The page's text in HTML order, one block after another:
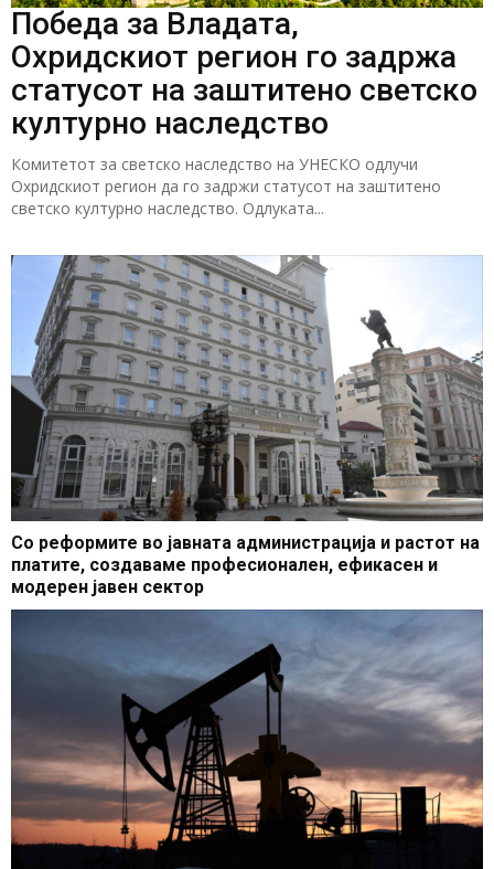
Победа за Владата,
Охридскиот регион го задржа
статусот на заштитено светско
културно наследство
Комитетот за светско наследство на УНЕСКО одлучи
Охридскиот регион да го задржи статусот на заштитено
светско културно наследство. Одлуката...
Со реформите во јавната администрација и растот на
платите, создаваме професионален, ефикасен и
модерен јавен сектор